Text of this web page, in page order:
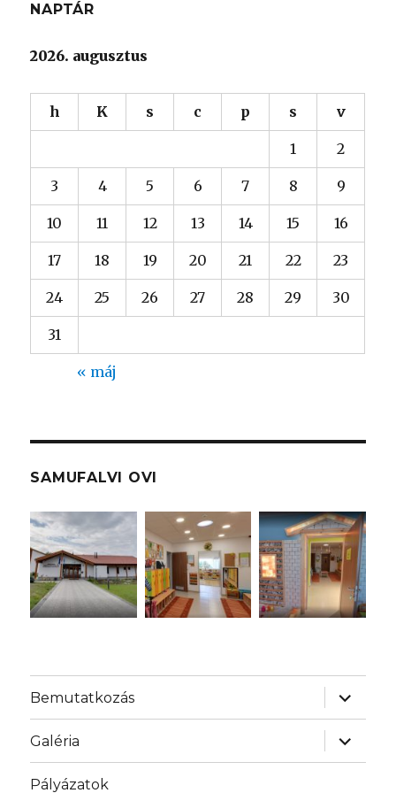
NAPTÁR
2026. augusztus
h K s c p s v
1 2
3 4 5 6 7 8 9
10 11 12 13 14 15 16
17 18 19 20 21 22 23
24 25 26 27 28 29 30
31
« máj
SAMUFALVI OVI
Bemutatkozás
almenü
Galéria
almenü
Pályázatok